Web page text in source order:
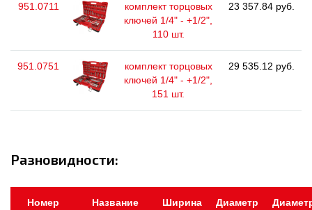
951.0711
комплект торцовых
ключей 1/4" - +1/2",
110 шт.
23 357.84 руб.
951.0751
комплект торцовых
ключей 1/4" - +1/2",
151 шт.
29 535.12 руб.
Разновидности:
Номер
Название
Ширина
Диаметр